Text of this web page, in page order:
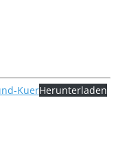
KuerHerunterladen